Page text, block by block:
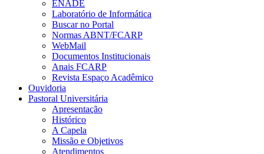
ENADE
Laboratório de Informática
Buscar no Portal
Normas ABNT/FCARP
WebMail
Documentos Institucionais
Anais FCARP
Revista Espaço Acadêmico
Ouvidoria
Pastoral Universitária
Apresentação
Histórico
A Capela
Missão e Objetivos
Atendimentos